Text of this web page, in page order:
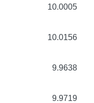
10.0005
10.0156
9.9638
9.9719